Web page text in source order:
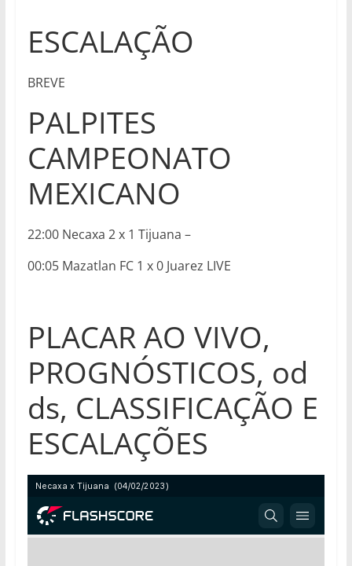
ESCALAÇÃO
BREVE
PALPITES
CAMPEONATO
MEXICANO
22:00 Necaxa 2 x 1 Tijuana –
00:05 Mazatlan FC 1 x 0 Juarez LIVE
PLACAR AO VIVO,
PROGNÓSTICOS, od
ds, CLASSIFICAÇÃO E
ESCALAÇÕES